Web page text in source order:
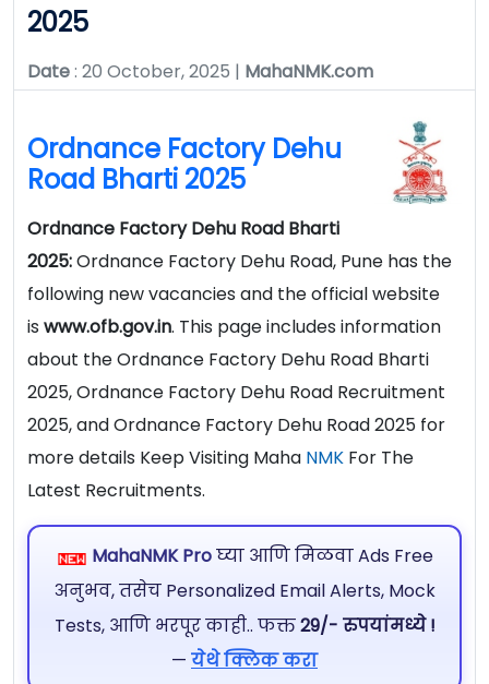
2025
Date: 20 October, 2025 | MahaNMK.com
Ordnance Factory Dehu
Road Bharti 2025
Ordnance Factory Dehu Road Bharti
2025:Ordnance Factory Dehu Road, Pune has the
following new vacancies and the official website
is www.ofb.gov.in. This page includes information
about the Ordnance Factory Dehu Road Bharti
2025, Ordnance Factory Dehu Road Recruitment
2025, and Ordnance Factory Dehu Road 2025 for
more details Keep Visiting Maha NMK For The
Latest Recruitments.
MahaNMK Proघ्या आणि मिळवा Ads Free
अनुभव, तसेच Personalized Email Alerts, Mock
Tests, आणि भरपूर काही.. फक्त29/- रुपयांमध्ये !
— येथे क्लिक करा